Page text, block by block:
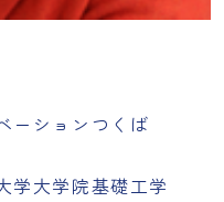
ーションつくば
学大学院基礎工学